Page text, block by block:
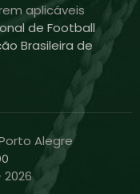
aplicáveis
de Football
Brasileira de
Alegre